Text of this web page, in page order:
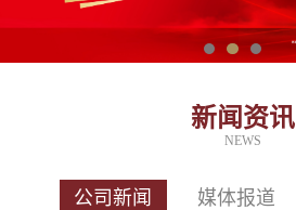
新闻资讯
NEWS
公司新闻 媒体报道